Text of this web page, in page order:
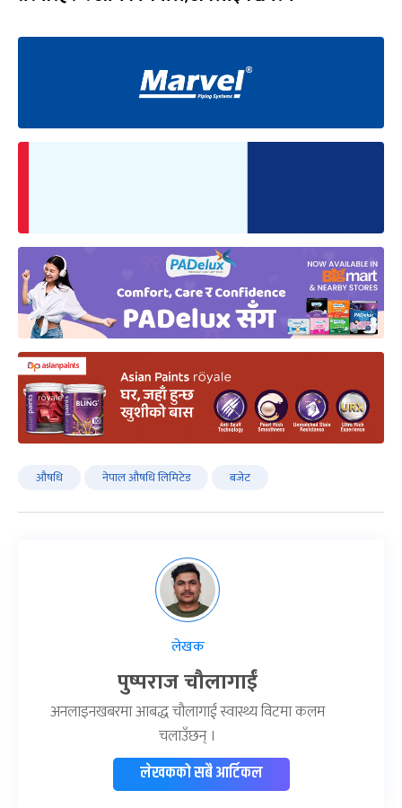
औषधि नेपाल औषधि लिमिटेड बजेट
लेखक
पुष्पराज चौलागाईं
अनलाइनखबरमा आबद्ध चौलागाईं स्वास्थ्य विटमा कलम
चलाउँछन् ।
लेखकको सबै आर्टिकल